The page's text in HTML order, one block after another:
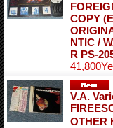
COPY
NTIC /
R PS-
V.A.
OTHER